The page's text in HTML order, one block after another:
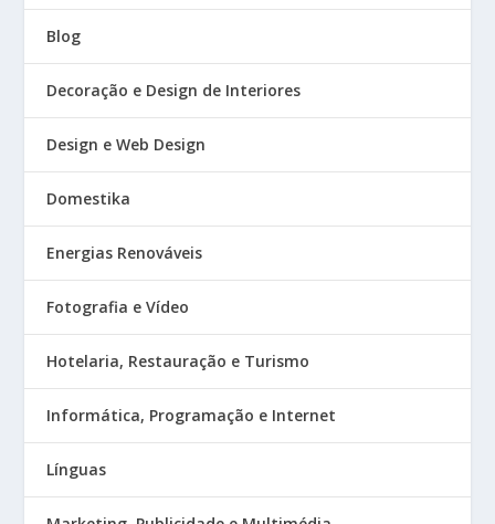
Blog
Decoração e Design de Interiores
Design e Web Design
Domestika
Energias Renováveis
Fotografia e Vídeo
Hotelaria, Restauração e Turismo
Informática, Programação e Internet
Línguas